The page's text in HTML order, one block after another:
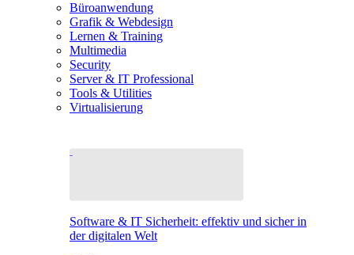
Büroanwendung
Grafik & Webdesign
Lernen & Training
Multimedia
Security
Server & IT Professional
Tools & Utilities
Virtualisierung
Software & IT Sicherheit: effektiv und sicher in
der digitalen Welt